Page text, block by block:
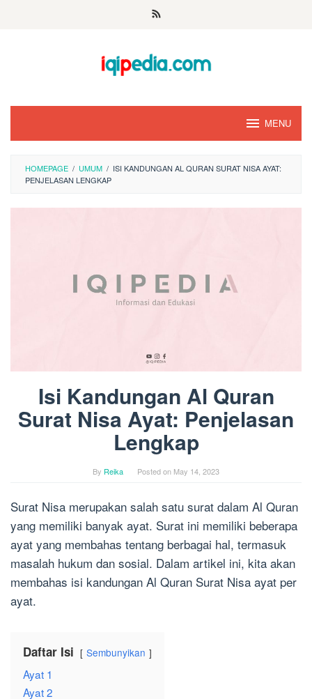
MENU
HOMEPAGE / UMUM / ISI KANDUNGAN AL QURAN SURAT NISA AYAT:
PENJELASAN LENGKAP
Isi Kandungan Al Quran
Surat Nisa Ayat: Penjelasan
Lengkap
By Reika Posted on May 14, 2023
Surat Nisa merupakan salah satu surat dalam Al Quran
yang memiliki banyak ayat. Surat ini memiliki beberapa
ayat yang membahas tentang berbagai hal, termasuk
masalah hukum dan sosial. Dalam artikel ini, kita akan
membahas isi kandungan Al Quran Surat Nisa ayat per
ayat.
Daftar Isi Sembunyikan
Ayat 1
Ayat 2